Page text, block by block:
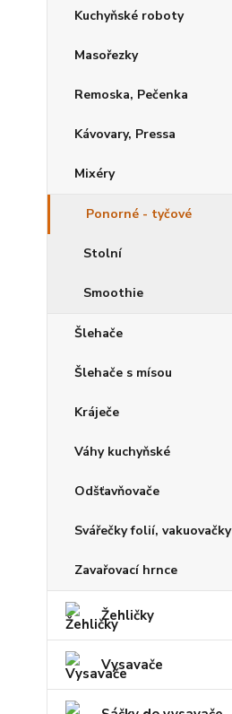
Kuchyňské roboty
Masořezky
Remoska, Pečenka
Kávovary, Pressa
Mixéry
Ponorné - tyčové
Stolní
Smoothie
Šlehače
Šlehače s mísou
Kráječe
Váhy kuchyňské
Odšťavňovače
Svářečky folií, vakuovačky
Zavařovací hrnce
Žehličky
Vysavače